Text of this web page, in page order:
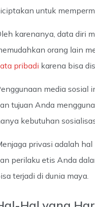
untuk
karenanya, data diri
orang lain
pribadi karena bisa
media sosial
tujuan Anda
kebutuhan
privasi adalah
perilaku etis Anda
terjadi di dunia maya.